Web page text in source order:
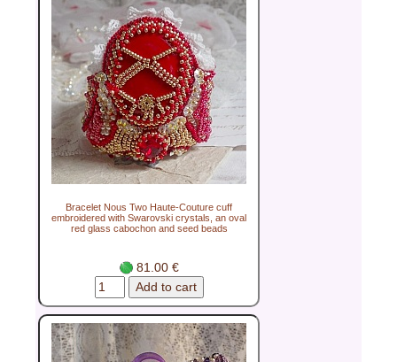
Bracelet Nous Two Haute-Couture cuff
embroidered with Swarovski crystals, an oval
red glass cabochon and seed beads
81.00 €